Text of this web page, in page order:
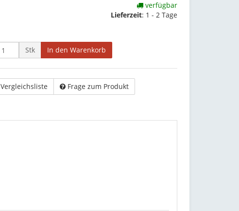
verfügbar
Lieferzeit: 1 - 2 Tage
Stk In den Warenkorb
Vergleichsliste Frage zum Produkt